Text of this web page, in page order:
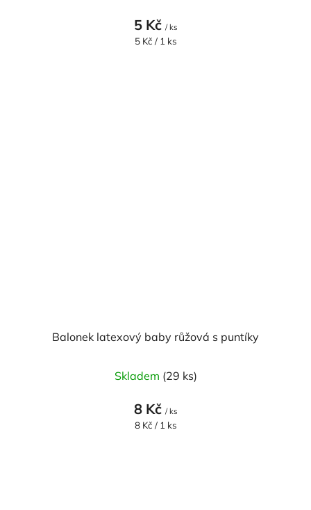
5 Kč / ks
Měrná
5 Kč / 1 ks
Balonek latexový baby růžová s puntíky
Skladem (29 ks)
8 Kč / ks
Měrná
8 Kč / 1 ks